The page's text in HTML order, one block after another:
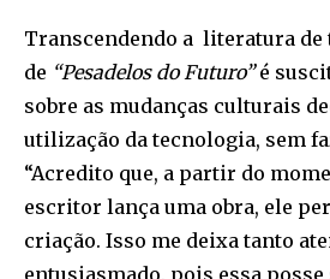
Transcendendo a literatura de
de “Pesadelos do Futuro”é
sobre as mudanças culturais
utilização da tecnologia, sem
“Acredito que, a partir do
escritor lança uma obra, ele
criação. Isso me deixa tanto
entusiasmado, pois essa